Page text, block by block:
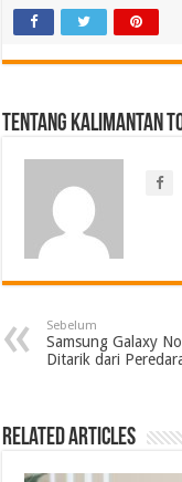
Tentang Kalimantan
Sebelum
Samsung Galaxy
Ditarik dari
Related Articles